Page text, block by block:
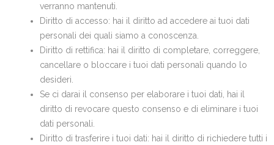
verranno mantenuti.
Diritto di accesso: hai il diritto ad accedere ai tuoi dati
personali dei quali siamo a conoscenza.
Diritto di rettifica: hai il diritto di completare, correggere,
cancellare o bloccare i tuoi dati personali quando lo
desideri.
Se ci darai il consenso per elaborare i tuoi dati, hai il
diritto di revocare questo consenso e di eliminare i tuoi
dati personali.
Diritto di trasferire i tuoi dati: hai il diritto di richiedere tutti i